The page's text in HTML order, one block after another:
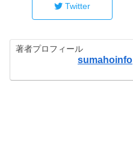
Twitter
著者プロフィール
sumahoinfo